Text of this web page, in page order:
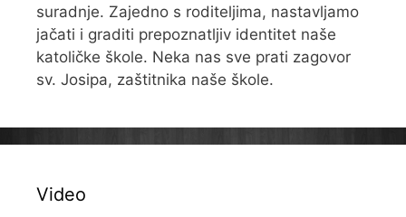
suradnje. Zajedno s roditeljima, nastavljamo
jačati i graditi prepoznatljiv identitet naše
katoličke škole. Neka nas sve prati zagovor
sv. Josipa, zaštitnika naše škole.
Video